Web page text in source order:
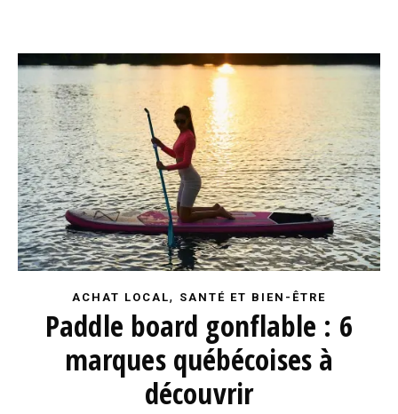
ACHAT LOCAL, SANTÉ ET BIEN-ÊTRE
Paddle board gonflable : 6
marques québécoises à
découvrir